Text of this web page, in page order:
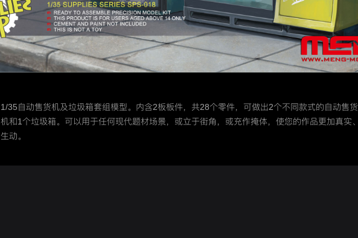
1/35自动售货机及垃圾箱套组模型。内含2板板件，共28个零件，可做出2个不同款式的自动售货
机和1个垃圾箱。可以用于任何现代题材场景，或立于街角，或充作掩体，使您的作品更加真实、
生动。